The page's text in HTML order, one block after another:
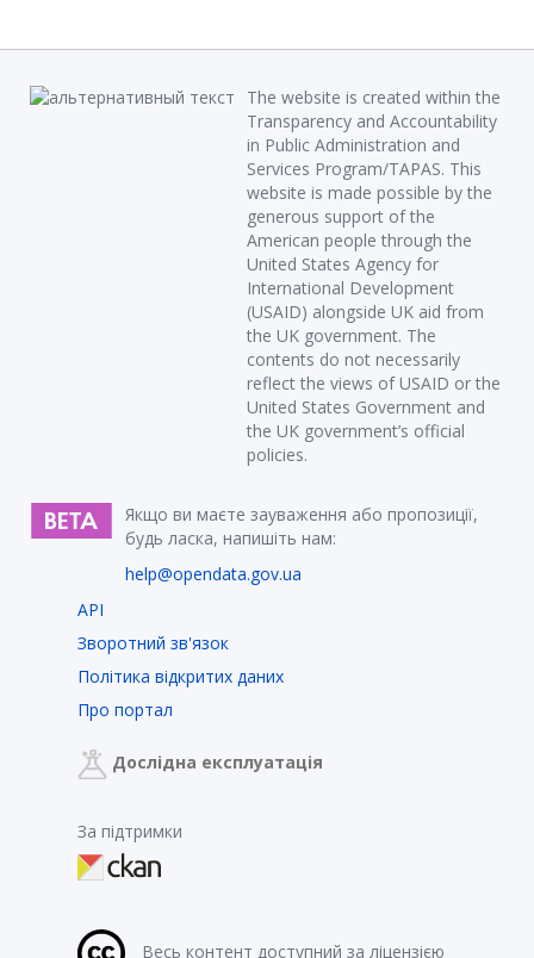
The website is created within the
Transparency and Accountability
in Public Administration and
Services Program/TAPAS. This
website is made possible by the
generous support of the
American people through the
United States Agency for
International Development
(USAID) alongside UK aid from
the UK government. The
contents do not necessarily
reflect the views of USAID or the
United States Government and
the UK government’s official
policies.
Якщо ви маєте зауваження або пропозиції,
будь ласка, напишіть нам:
help@opendata.gov.ua
API
Зворотний зв'язок
Політика відкритих даних
Про портал
Дослідна експлуатація
За підтримки
Весь контент доступний за ліцензією